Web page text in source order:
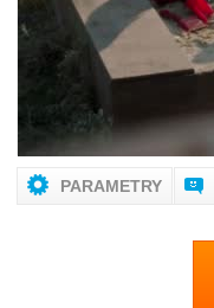
PARAMETRY